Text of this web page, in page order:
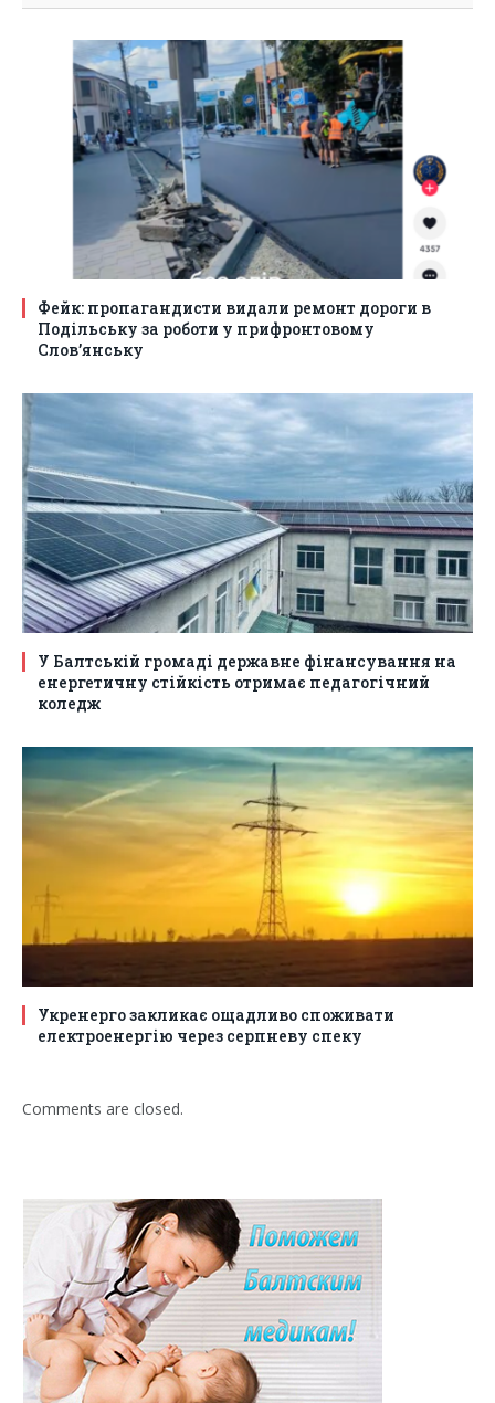
Фейк: пропагандисти видали ремонт дороги в
Подільську за роботи у прифронтовому
Слов’янську
У Балтській громаді державне фінансування на
енергетичну стійкість отримає педагогічний
коледж
Укренерго закликає ощадливо споживати
електроенергію через серпневу спеку
Comments are closed.